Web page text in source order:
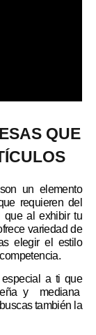
QUE
un elemento
requieren del
que al exhibir tu
variedad de
elegir el estilo
a ti que
y mediana
también la